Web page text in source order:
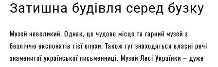
Затишна будівля серед бузку
Музей невеликий. Однак, це чудове місце та гарний музей з
безліччю експонатів тієї епохи. Також тут знаходяться власні речі
знаменитої української письменниці. Музей Лесі Українки – дуже